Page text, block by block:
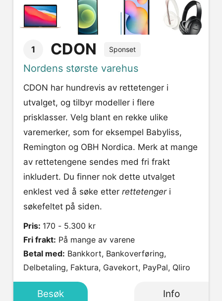
1 CDON Sponset
Nordens største varehus
CDON har hundrevis av rettetenger i
utvalget, og tilbyr modeller i flere
prisklasser. Velg blant en rekke ulike
varemerker, som for eksempel Babyliss,
Remington og OBH Nordica. Merk at mange
av rettetengene sendes med fri frakt
inkludert. Du finner nok dette utvalget
enklest ved å søke etter rettetengeri
søkefeltet på siden.
Pris: 170 - 5.300 kr
Fri frakt: På mange av varene
Betal med:
Delbetaling, Faktura, Gavekort, PayPal, Qliro
Besøk Info